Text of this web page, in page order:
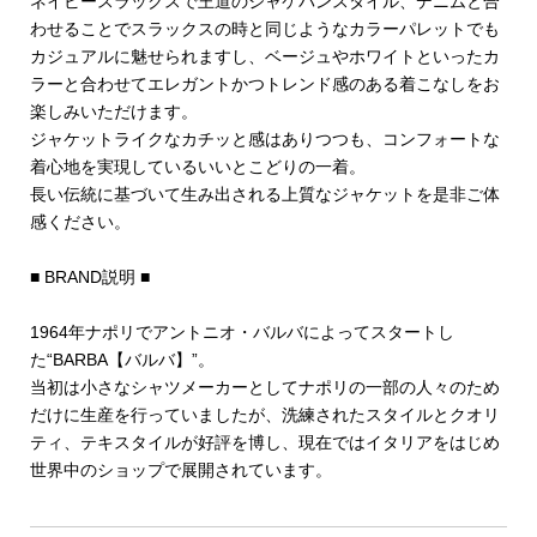
わせることでスラックスの時と同じようなカラーパレットでも
カジュアルに魅せられますし、ベージュやホワイトといったカ
ラーと合わせてエレガントかつトレンド感のある着こなしをお
楽しみいただけます。
ジャケットライクなカチッと感はありつつも、コンフォートな
着心地を実現しているいいとこどりの一着。
長い伝統に基づいて生み出される上質なジャケットを是非ご体
感ください。
■ BRAND説明 ■
1964年ナポリでアントニオ・バルバによってスタートし
た“BARBA【バルバ】”。
当初は小さなシャツメーカーとしてナポリの一部の人々のため
だけに生産を行っていましたが、洗練されたスタイルとクオリ
ティ、テキスタイルが好評を博し、現在ではイタリアをはじめ
世界中のショップで展開されています。